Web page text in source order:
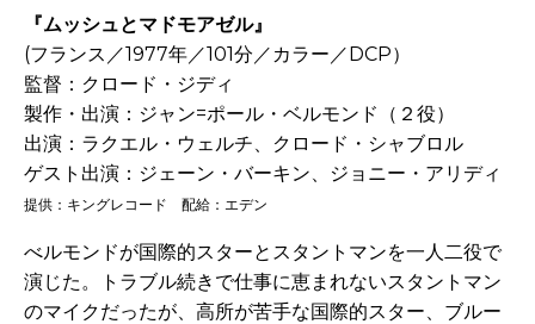
『ムッシュとマドモアゼル』
(フランス／1977年／101分／カラー／DCP）
監督：クロード・ジディ
製作・出演：ジャン=ポール・ベルモンド（２役）
出演：ラクエル・ウェルチ、クロード・シャブロル
ゲスト出演：ジェーン・バーキン、ジョニー・アリディ
提供：キングレコード 配給：エデン
べルモンドが国際的スターとスタントマンを一人二役で
演じた。トラブル続きで仕事に恵まれないスタントマン
のマイクだったが、高所が苦手な国際的スター、ブルー